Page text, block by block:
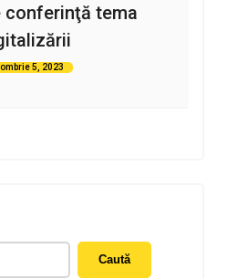
conferinţă tema
5, 2023
Caută